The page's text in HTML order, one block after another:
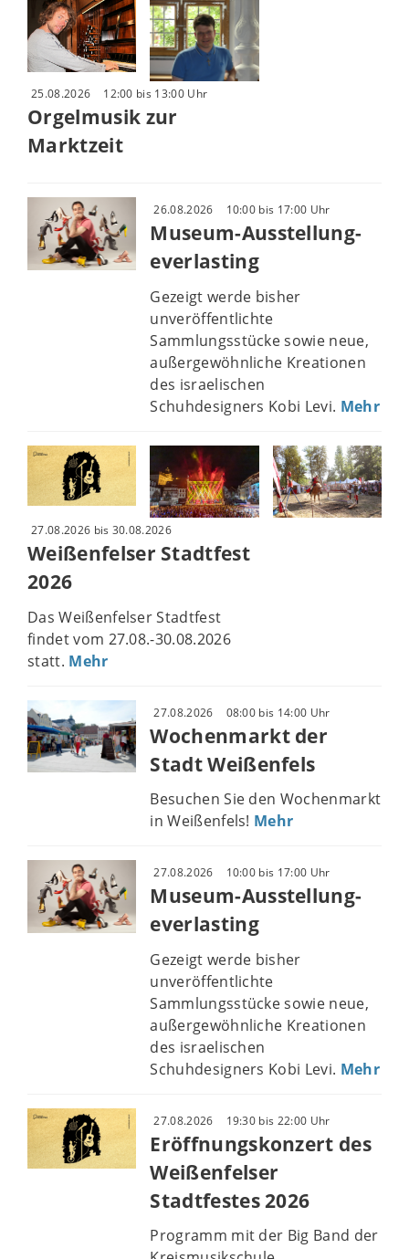
25.08.2026 12:00 bis 13:00 Uhr
Orgelmusik zur
Marktzeit
26.08.2026 10:00 bis 17:00 Uhr
Museum-Ausstellung-
everlasting
Gezeigt werde bisher
unveröffentlichte
Sammlungsstücke sowie neue,
außergewöhnliche Kreationen
des israelischen
Schuhdesigners Kobi Levi. Mehr
27.08.2026 bis 30.08.2026
Weißenfelser Stadtfest
2026
Das Weißenfelser Stadtfest
findet vom 27.08.-30.08.2026
statt. Mehr
27.08.2026 08:00 bis 14:00 Uhr
Wochenmarkt der
Stadt Weißenfels
Besuchen Sie den Wochenmarkt
in Weißenfels! Mehr
27.08.2026 10:00 bis 17:00 Uhr
Museum-Ausstellung-
everlasting
Gezeigt werde bisher
unveröffentlichte
Sammlungsstücke sowie neue,
außergewöhnliche Kreationen
des israelischen
Schuhdesigners Kobi Levi. Mehr
27.08.2026 19:30 bis 22:00 Uhr
Eröffnungskonzert des
Weißenfelser
Stadtfestes 2026
Programm mit der Big Band der